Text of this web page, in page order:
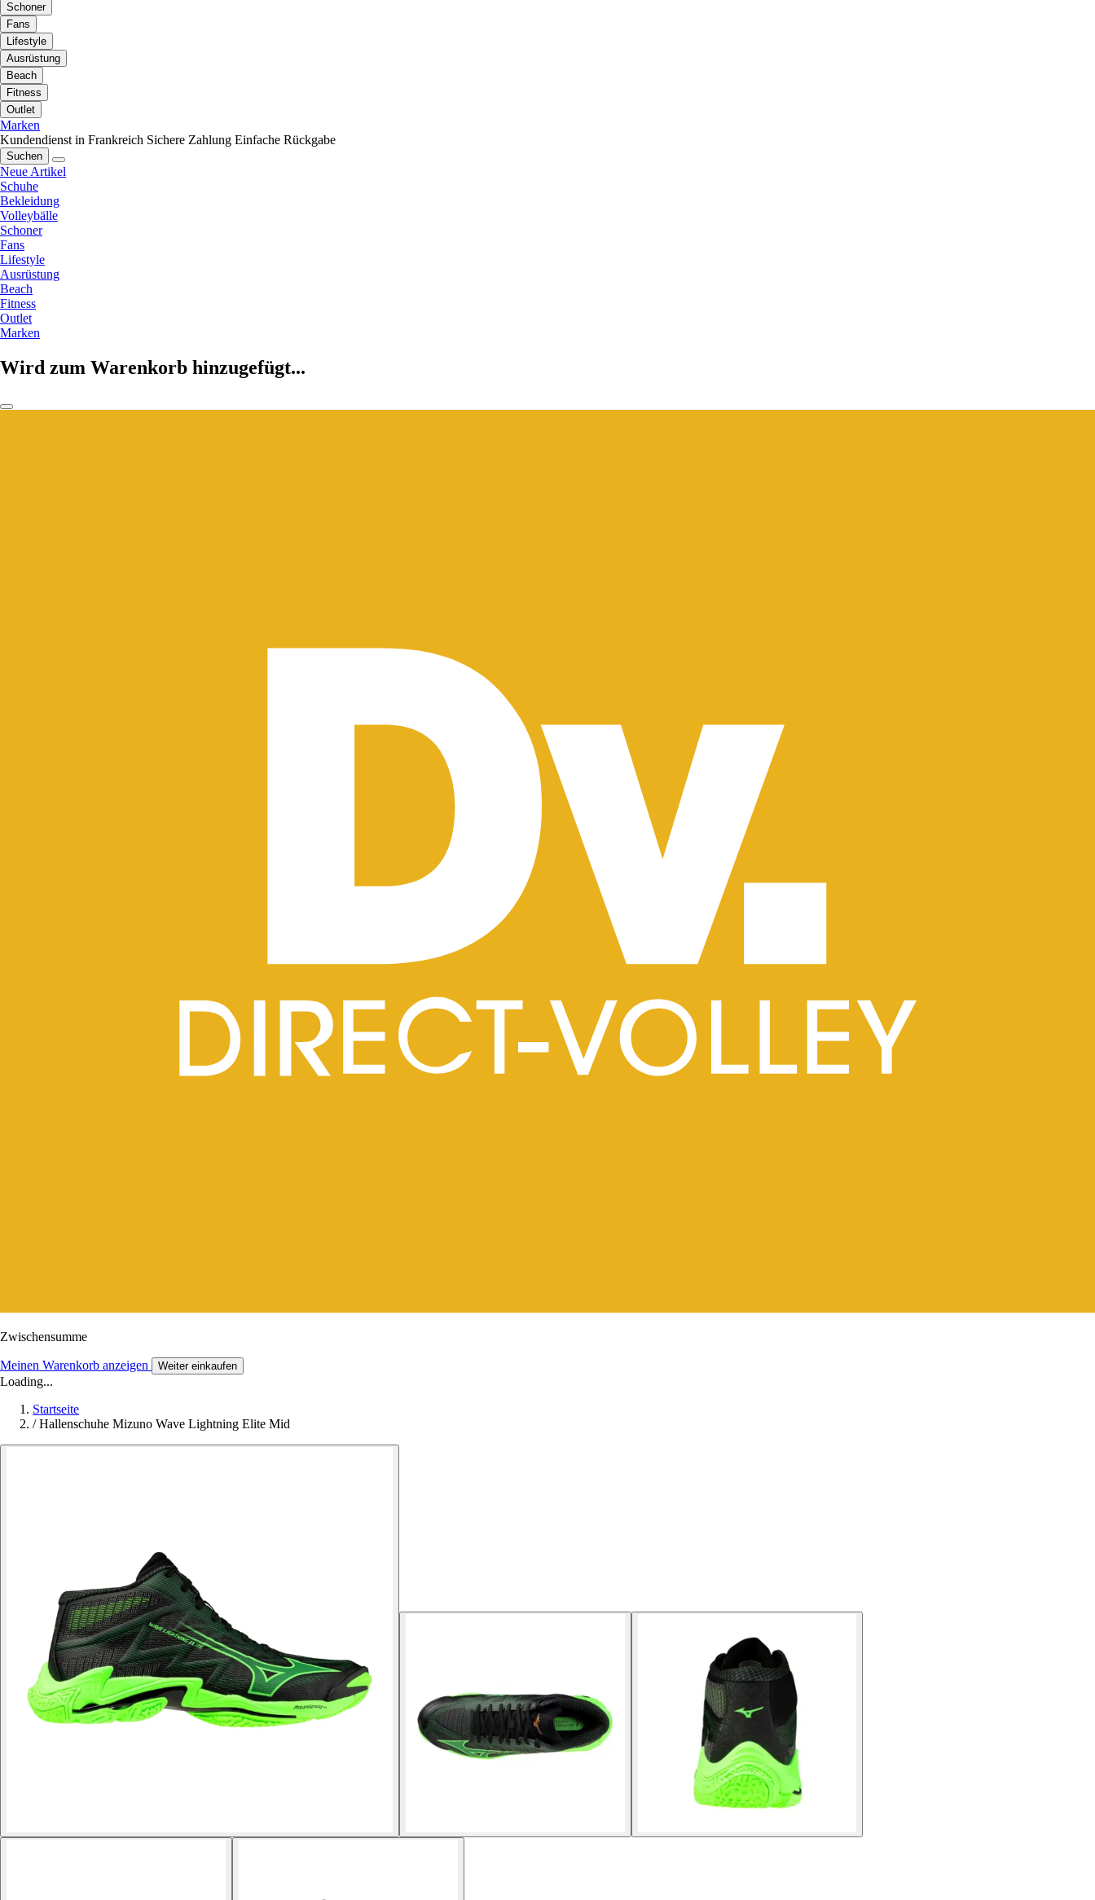
Schoner
Fans
Lifestyle
Ausrüstung
Beach
Fitness
Outlet
Marken
Kundendienst in Frankreich Sichere Zahlung Einfache Rückgabe
Suchen
Neue Artikel
Schuhe
Bekleidung
Volleybälle
Schoner
Fans
Lifestyle
Ausrüstung
Beach
Fitness
Outlet
Marken
Wird zum Warenkorb hinzugefügt...
Zwischensumme
Meinen Warenkorb anzeigen Weiter einkaufen
Loading...
Startseite
/ Hallenschuhe Mizuno Wave Lightning Elite Mid